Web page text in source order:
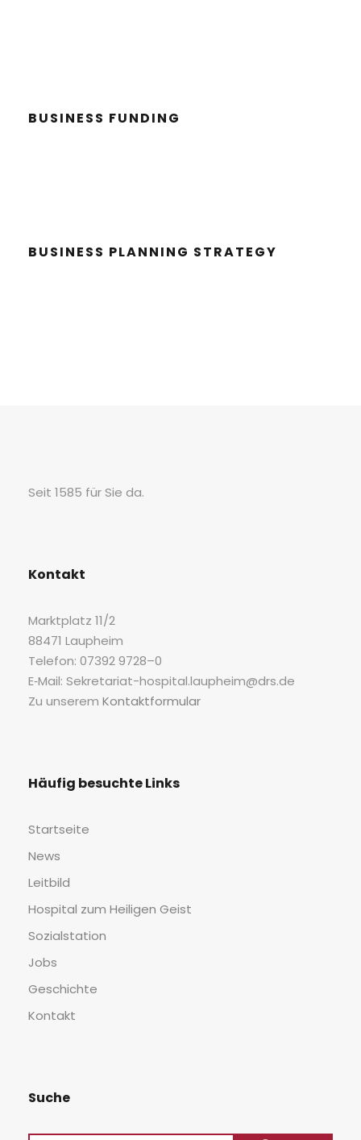
BUSI­NESS FUNDING
BUSI­NESS PLAN­NING STRATEGY
Seit 1585 für Sie da.
Kon­takt
Markt­platz 11/2
88471 Laupheim
Tele­fon: 07392 9728–0
E‑Mail: Sekretariat-hospital.laupheim@drs.de
Zu unse­rem Kon­takt­for­mu­lar
Häu­fig besuch­te Links
Start­sei­te
News
Leit­bild
Hos­pi­tal zum Hei­li­gen Geist
Sozi­al­sta­ti­on
Jobs
Geschich­te
Kon­takt
Suche